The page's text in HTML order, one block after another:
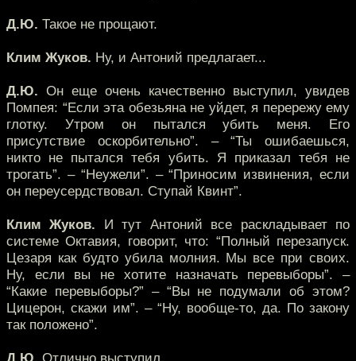
Д.Ю. Такое не прощают.
Клим Жуков. Ну, и Антоний предлагает...
Д.Ю. Он еще очень качественно выступил, увидев
Помпея: “Если эта обезьяна не уйдет, я перережу ему
глотку. Утром он пытался убить меня. Его
присутствие оскорбительно”. – “Ты ошибаешься,
никто не пытался тебя убить. Я приказал тебя не
трогать”. – “Неужели”. – “Приносим извинения, если
он переусердствовал. Ступай Квинт”.
Клим Жуков. И тут Антоний все раскладывает по
системе Октавия, говорит, что: “Полный перезапуск.
Цезаря как будто убила молния. Мы все при своих.
Ну, если вы не хотите назначать перевыборы”. –
“Какие перевыборы?” – “Вы не подумали об этом?
Цицерон, скажи им”. – “Ну, вообще-то, да. По закону
так положено”.